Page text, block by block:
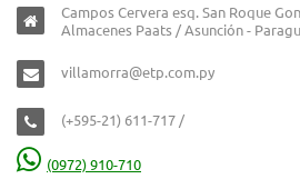
Campos Cervera esq. San Roque
Almacenes Paats / Asunción -
villamorra@etp.com.py
(+595-21) 611-717 /
(0972) 910-710